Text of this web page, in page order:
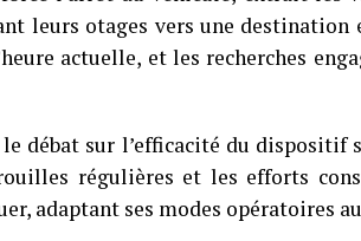
leurs otages vers une destination
actuelle, et les recherches
débat sur l’efficacité du dispositif
régulières et les efforts
adaptant ses modes opératoires